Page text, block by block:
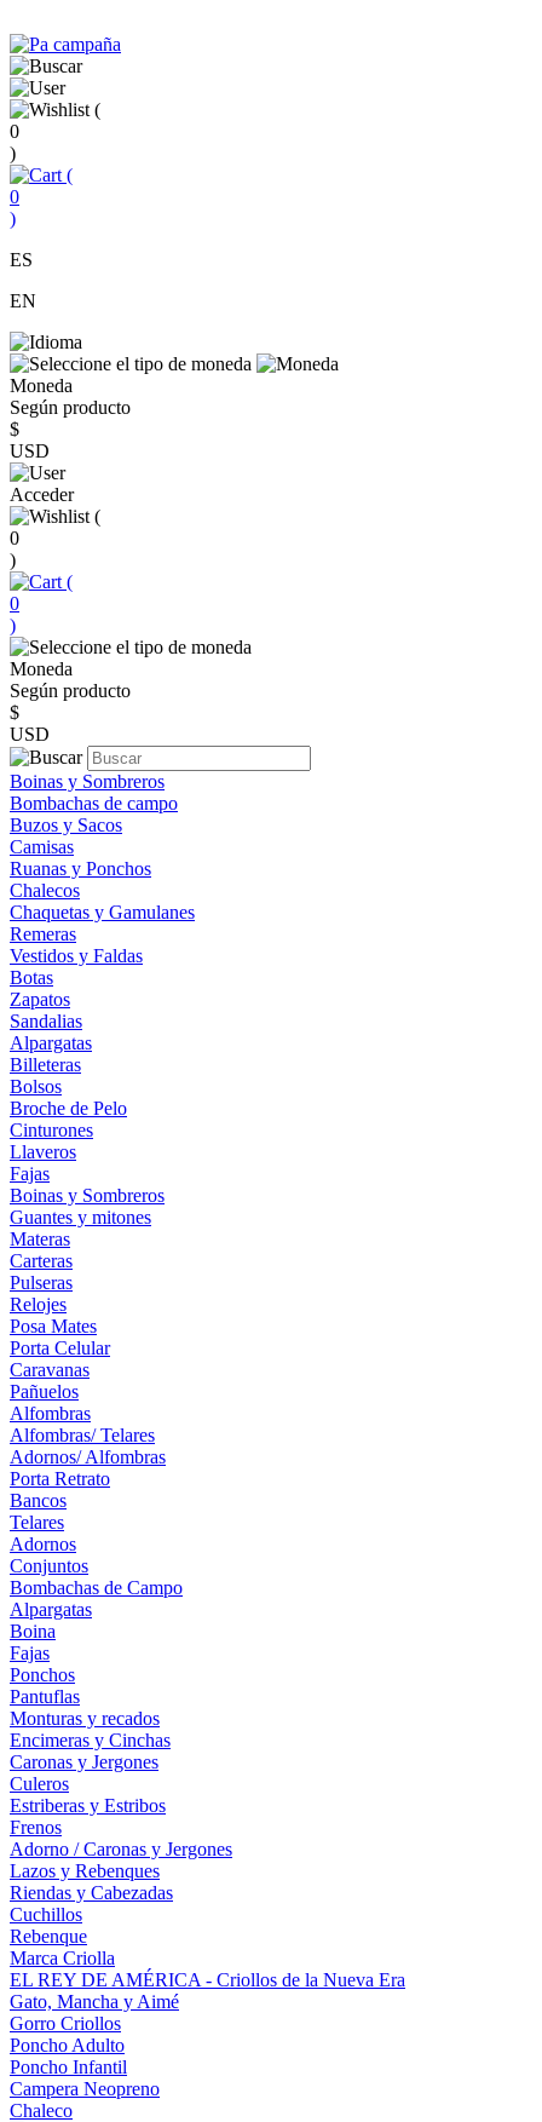
(
0
)
(
0
)
ES
EN
Moneda
Según producto
$
USD
Acceder
(
0
)
(
0
)
Moneda
Según producto
$
USD
Boinas y Sombreros
Bombachas de campo
Buzos y Sacos
Camisas
Ruanas y Ponchos
Chalecos
Chaquetas y Gamulanes
Remeras
Vestidos y Faldas
Botas
Zapatos
Sandalias
Alpargatas
Billeteras
Bolsos
Broche de Pelo
Cinturones
Llaveros
Fajas
Boinas y Sombreros
Guantes y mitones
Materas
Carteras
Pulseras
Relojes
Posa Mates
Porta Celular
Caravanas
Pañuelos
Alfombras
Alfombras/ Telares
Adornos/ Alfombras
Porta Retrato
Bancos
Telares
Adornos
Conjuntos
Bombachas de Campo
Alpargatas
Boina
Fajas
Ponchos
Pantuflas
Monturas y recados
Encimeras y Cinchas
Caronas y Jergones
Culeros
Estriberas y Estribos
Frenos
Adorno / Caronas y Jergones
Lazos y Rebenques
Riendas y Cabezadas
Cuchillos
Rebenque
Marca Criolla
EL REY DE AMÉRICA - Criollos de la Nueva Era
Gato, Mancha y Aimé
Gorro Criollos
Poncho Adulto
Poncho Infantil
Campera Neopreno
Chaleco